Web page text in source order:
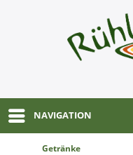
NAVIGATION
Getränke